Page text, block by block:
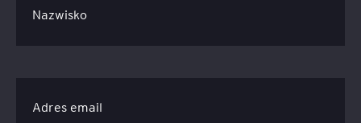
Nazwisko
Adres email